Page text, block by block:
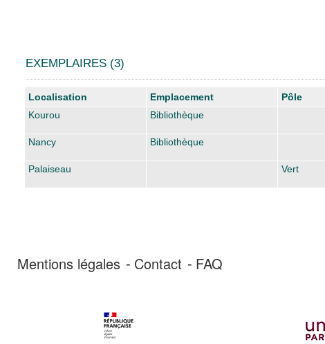
EXEMPLAIRES (3)
Liste des exemplaires
Localisation Emplacement Pôle
Kourou
Bibliothèque
Nancy
Bibliothèque
Palaiseau
Vert
Mentions légales Contact FAQ